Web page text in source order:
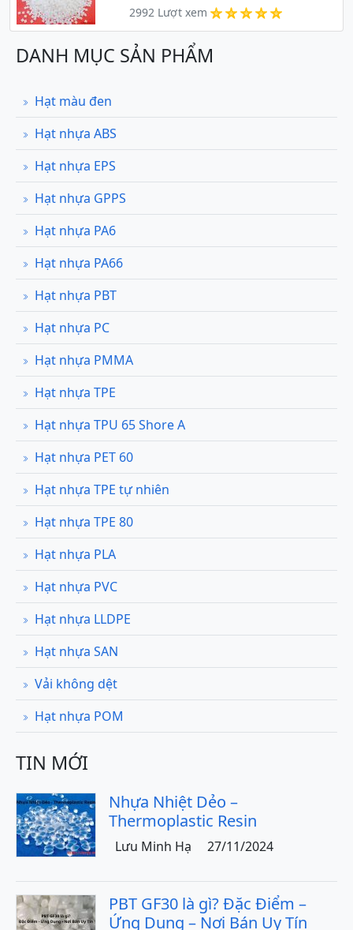
2992 Lượt xem
DANH MỤC SẢN PHẨM
Hạt màu đen
Hạt nhựa ABS
Hạt nhựa EPS
Hạt nhựa GPPS
Hạt nhựa PA6
Hạt nhựa PA66
Hạt nhựa PBT
Hạt nhựa PC
Hạt nhựa PMMA
Hạt nhựa TPE
Hạt nhựa TPU 65 Shore A
Hạt nhựa PET 60
Hạt nhựa TPE tự nhiên
Hạt nhựa TPE 80
Hạt nhựa PLA
Hạt nhựa PVC
Hạt nhựa LLDPE
Hạt nhựa SAN
Vải không dệt
Hạt nhựa POM
TIN MỚI
Nhựa Nhiệt Dẻo –
Thermoplastic Resin
Lưu Minh Hạ 27/11/2024
PBT GF30 là gì? Đặc Điểm –
Ứng Dụng – Nơi Bán Uy Tín